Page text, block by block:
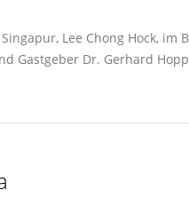
Lee Chong Hock,
Gastgeber Dr. Gerhard